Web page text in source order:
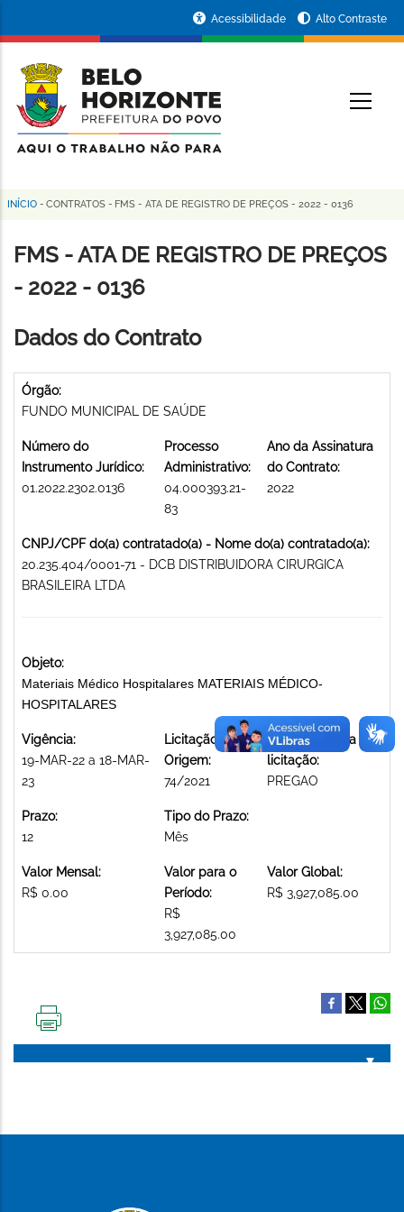
conteúdo
principal
da
Prefeitura
de
Horizonte
Acessibilidade Alto Contraste
Trilha
de
navegação
INÍCIO - CONTRATOS - FMS - ATA DE REGISTRO DE PREÇOS - 2022 - 0136
FMS - ATA DE REGISTRO DE PREÇOS
- 2022 - 0136
Dados do Contrato
Órgão:
FUNDO MUNICIPAL DE SAÚDE
Número do
Instrumento Jurídico:
01.2022.2302.0136
Processo
Administrativo:
04.000393.21-
83
Ano da Assinatura
do Contrato:
2022
CNPJ/CPF do(a) contratado(a) - Nome do(a) contratado(a):
20.235.404/0001-71 - DCB DISTRIBUIDORA CIRURGICA
BRASILEIRA LTDA
Objeto:
Materiais Médico Hospitalares MATERIAIS MÉDICO-
HOSPITALARES
Vigência:
19-MAR-22 a 18-MAR-
23
Licitação de
Origem:
74/2021
Modalidade da
licitação:
PREGAO
Prazo:
12
Tipo do Prazo:
Mês
Valor Mensal:
R$ 0.00
Valor para o
Período:
R$
3,927,085.00
Valor Global:
R$ 3,927,085.00
PÁGINA